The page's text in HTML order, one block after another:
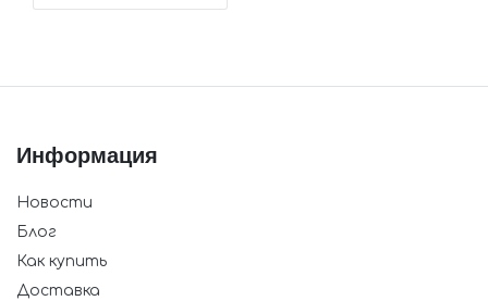
Информация
Новости
Блог
Как купить
Доставка